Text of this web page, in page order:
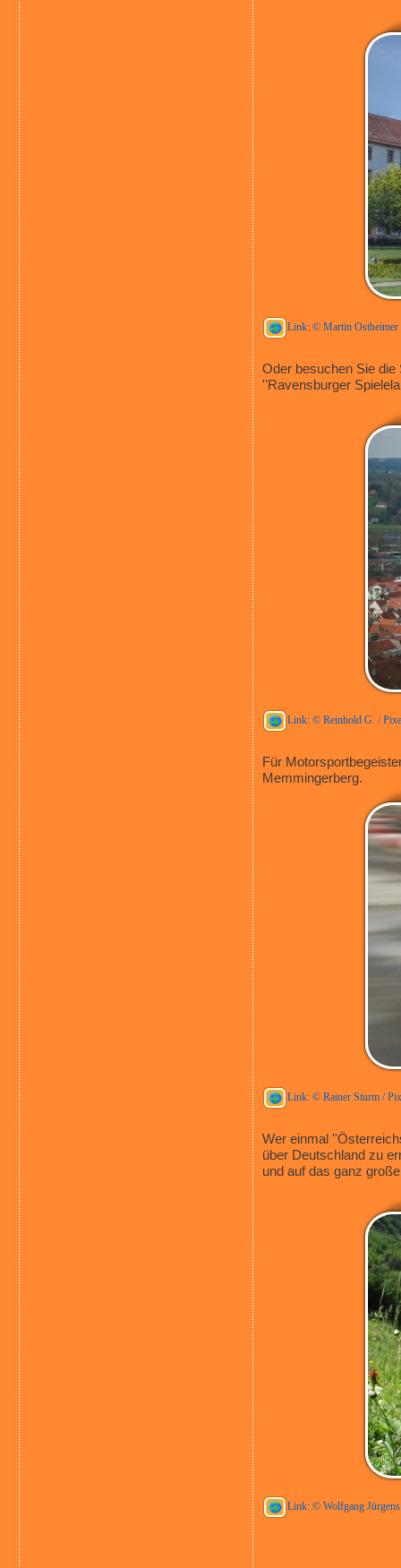
Link: © Martin Ostheimer
Oder besuchen Sie
''Ravensburger
Link: © Reinhold G. /
Für
Memmingerberg.
Link: © Rainer Sturm /
Wer einmal
über Deutschland zu
und auf das ganz
Link: © Wolfgang